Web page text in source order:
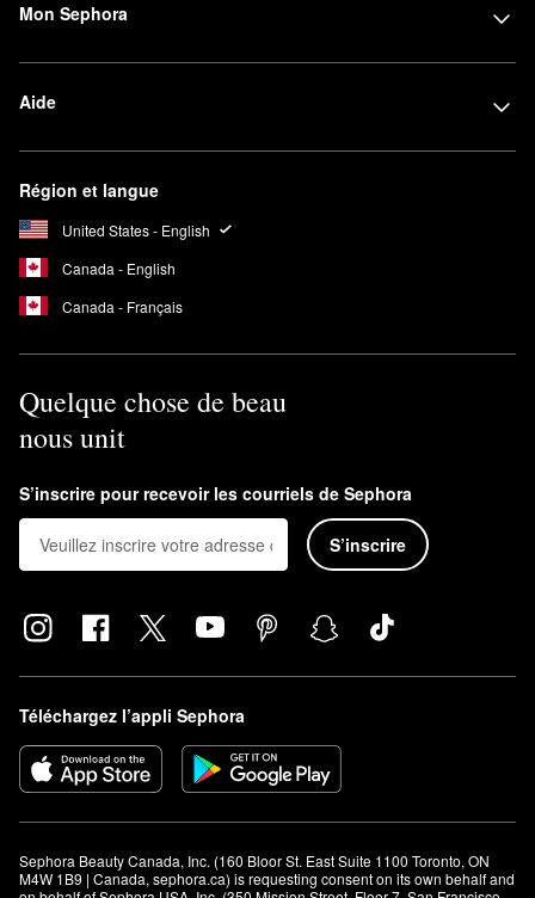
Mon Sephora
Aide
Région et langue
United States - English
Canada - English
Canada - Français
Quelque chose de beau
nous unit
S’inscrire pour recevoir les courriels de Sephora
S’inscrire
Téléchargez l’appli Sephora
Sephora Beauty Canada, Inc. (160 Bloor St. East Suite 1100 Toronto, ON
M4W 1B9 | Canada, sephora.ca) is requesting consent on its own behalf and